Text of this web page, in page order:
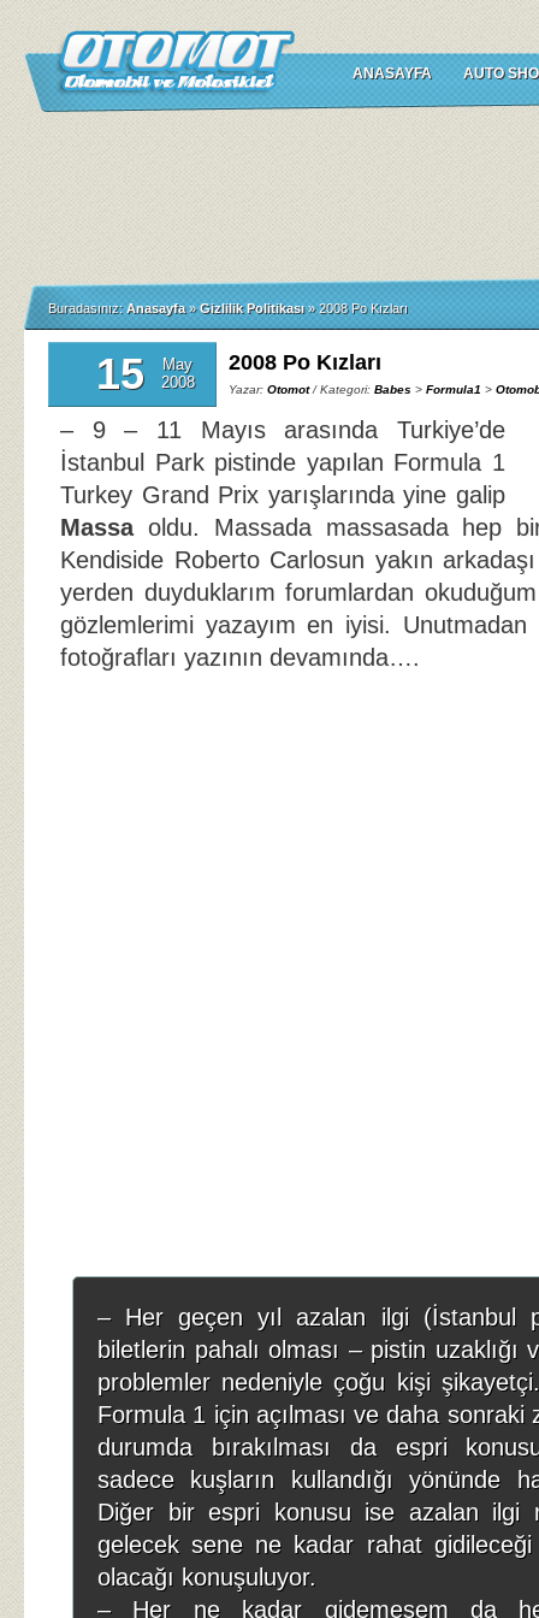
ANASAYFA AUTO
Buradasınız: Anasayfa » Gizlilik Politikası » 2008 Po Kızları
15
May
2008
2008 Po Kızları
Yazar: Otomot/ Kategori: Babes > Formula1 >
– 9 – 11 Mayıs arasında Turkiye’de
İstanbul Park pistinde yapılan Formula 1
Turkey Grand Prix yarışlarında yine galip
Massa oldu. Massada massasada hep
Kendiside Roberto Carlosun yakın
yerden duyduklarım forumlardan
gözlemlerimi yazayım en iyisi. Unutmadan
fotoğrafları yazının devamında….
– Her geçen yıl azalan ilgi (İstanbul
biletlerin pahalı olması – pistin uzaklığı
problemler nedeniyle çoğu kişi
Formula 1 için açılması ve daha sonraki
durumda bırakılması da espri
sadece kuşların kullandığı yönünde
Diğer bir espri konusu ise azalan ilgi
gelecek sene ne kadar rahat
olacağı konuşuluyor.
– Her ne kadar gidemesem da